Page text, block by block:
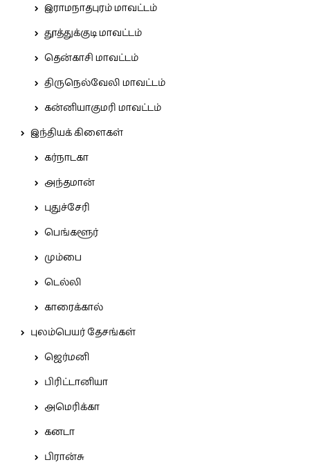
இராமநாதபுரம் மாவட்டம்
தூத்துக்குடி மாவட்டம்
தென்காசி மாவட்டம்
திருநெல்வேலி மாவட்டம்
கன்னியாகுமரி மாவட்டம்
இந்தியக் கிளைகள்
கர்நாடகா
அந்தமான்
புதுச்சேரி
பெங்களூர்
மும்பை
டெல்லி
காரைக்கால்
புலம்பெயர் தேசங்கள்
ஜெர்மனி
பிரிட்டானியா
அமெரிக்கா
கனடா
பிரான்சு